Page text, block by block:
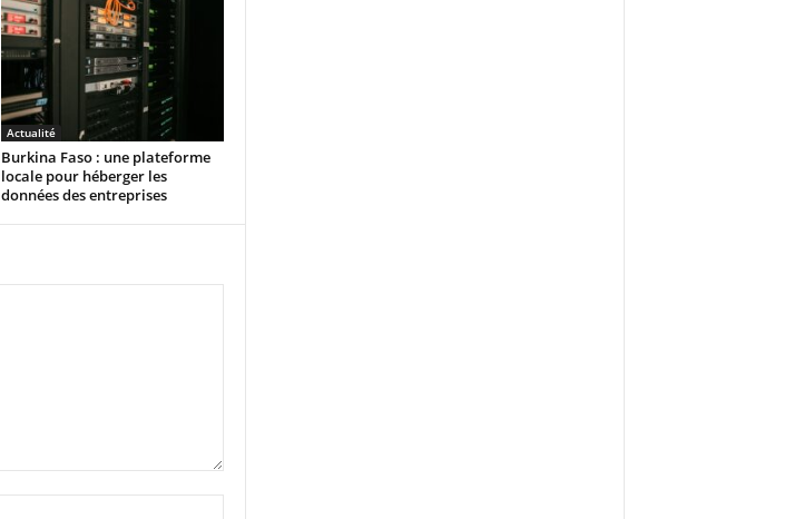
Actualité
Burkina Faso : une plateforme
locale pour héberger les
données des entreprises